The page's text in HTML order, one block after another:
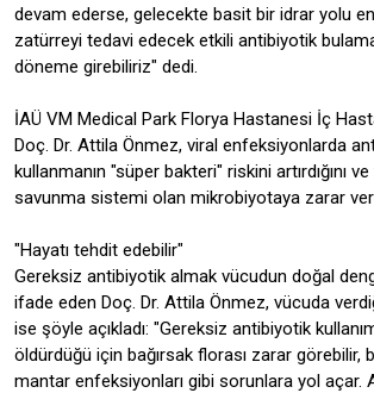
devam ederse, gelecekte basit bir idrar yolu
zatürreyi tedavi edecek etkili antibiyotik
döneme girebiliriz" dedi.
İAÜ VM Medical Park Florya Hastanesi İç
Doç. Dr. Attila Önmez, viral enfeksiyonlarda
kullanmanın "süper bakteri" riskini artırdığını
savunma sistemi olan mikrobiyotaya zarar
"Hayatı tehdit edebilir"
Gereksiz antibiyotik almak vücudun doğal
ifade eden Doç. Dr. Attila Önmez, vücuda
ise şöyle açıkladı: "Gereksiz antibiyotik
öldürdüğü için bağırsak florası zarar görebilir,
mantar enfeksiyonları gibi sorunlara yol açar.